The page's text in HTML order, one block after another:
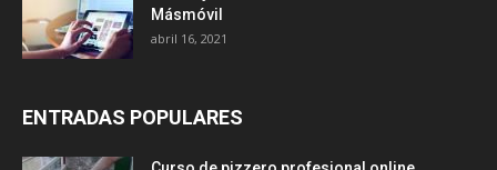
Másmóvil
abril 16, 2021
ENTRADAS POPULARES